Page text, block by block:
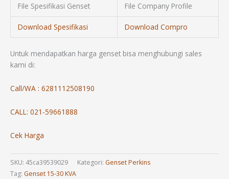
File Spesifikasi Genset File Company Profile
Download Spesifikasi Download Compro
Untuk mendapatkan harga genset bisa menghubungi sales
kami di:
Call/WA : 6281112508190
CALL: 021-59661888
Cek Harga
SKU: 45ca39539029 Kategori: Genset Perkins
Tag: Genset 15-30 KVA